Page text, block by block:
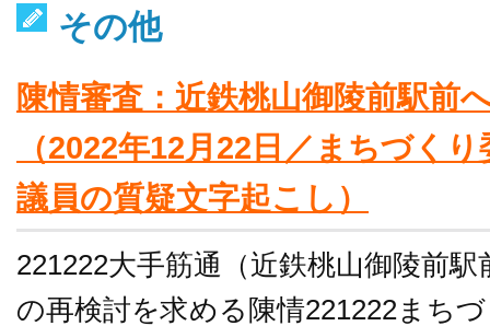
その他
陳情審査：近鉄桃山御陵前駅前
（2022年12月22日／まちづく
議員の質疑文字起こし）
221222大手筋通（近鉄桃山御陵前
の再検討を求める陳情221222まち